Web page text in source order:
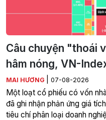
Câu chuyện "thoái
hâm nóng, VN-
MAI HƯƠNG 07-08-2026
Một loạt cổ phiếu có vốn
đã ghi nhận phản ứng giá
tiêu chí phân loại doanh